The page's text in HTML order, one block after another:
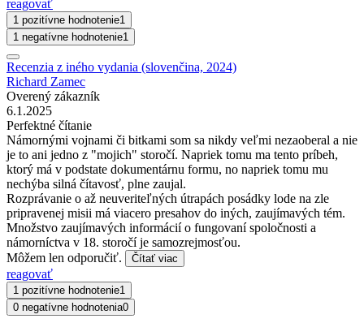
reagovať
1 pozitívne hodnotenie1
1 negatívne hodnotenie1
Recenzia z iného vydania (slovenčina, 2024)
Richard Zamec
Overený zákazník
6.1.2025
Perfektné čítanie
Námornými vojnami či bitkami som sa nikdy veľmi nezaoberal a nie
je to ani jedno z "mojich" storočí. Napriek tomu ma tento príbeh,
ktorý má v podstate dokumentárnu formu, no napriek tomu mu
nechýba silná čítavosť, plne zaujal.
Rozprávanie o až neuveriteľných útrapách posádky lode na zle
pripravenej misii má viacero presahov do iných, zaujímavých tém.
Množstvo zaujímavých informácií o fungovaní spoločnosti a
námorníctva v 18. storočí je samozrejmosťou.
Môžem len odporučiť.
Čítať viac
reagovať
1 pozitívne hodnotenie1
0 negatívne hodnotenia0